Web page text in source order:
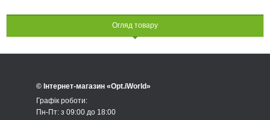
Огляд товару
© Інтернет-магазин «Opt.iWorld»
Графік роботи:
Пн-Пт: з 09:00 до 18:00